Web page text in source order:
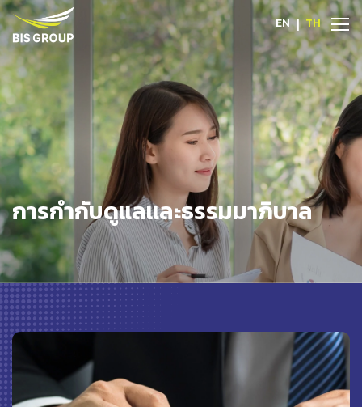
EN | TH
การกำกับดูแลและธรรมมาภิบาล